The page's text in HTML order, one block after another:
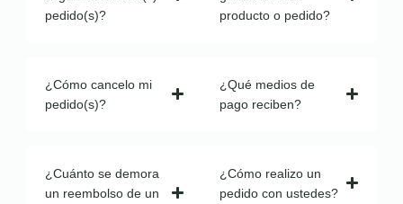
pedido(s)?
¿Cómo cancelo mi
pedido(s)?
¿Cuánto se demora
un reembolso de un
producto o pedido?
¿Qué medios de
pago reciben?
¿Cómo realizo un
pedido con ustedes?